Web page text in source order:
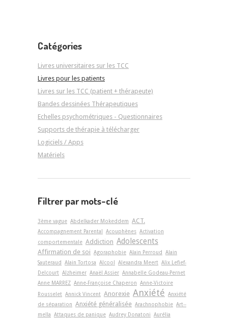
Catégories
Livres universitaires sur les TCC
Livres pour les patients
Livres sur les TCC (patient + thérapeute)
Bandes dessinées Thérapeutiques
Echelles psychométriques - Questionnaires
Supports de thérapie à télécharger
Logiciels / Apps
Matériels
Filtrer par mots-clé
3ème vague Abdelkader Mokeddem ACT.
Accompagnement Parental Acouphènes Activation
comportementale Addiction Adolescents
Affirmation de soi Agoraphobie Alain Perroud
Alain
Sauteraud
Alain Tortosa Alcool Alexandra Meert Alix Lefief-
Delcourt Alzheimer Anaël Assier Annabelle Godeau-Pernet
Anne MARREZ Anne-Françoise Chaperon Anne-Victoire
Rousselet Annick Vincent Anorexie Anxiété Anxiété
de séparation Anxiété généralisée Arachnophobie Art-­
mella Attaques de panique Audrey Donatoni Aurélia